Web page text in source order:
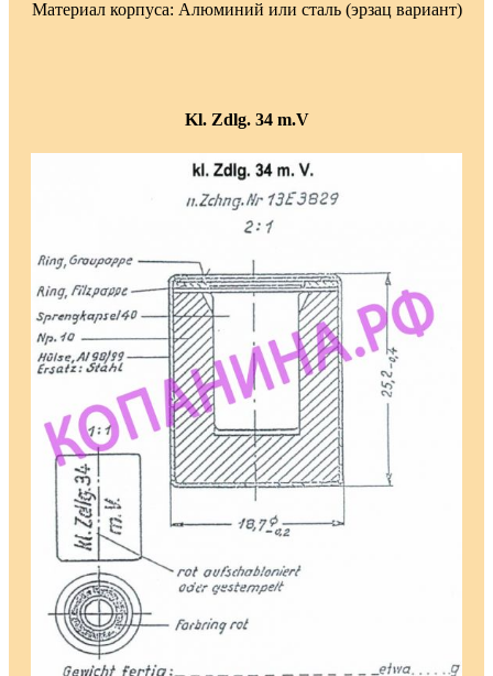
Материал корпуса: Алюминий или сталь (эрзац вариант)
Kl. Zdlg. 34 m.V